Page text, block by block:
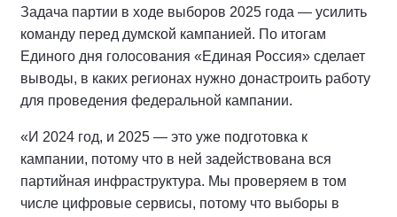
Задача партии в ходе выборов 2025 года — усилить
команду перед думской кампанией. По итогам
Единого дня голосования «Единая Россия» сделает
выводы, в каких регионах нужно донастроить работу
для проведения федеральной кампании.
«И 2024 год, и 2025 — это уже подготовка к
кампании, потому что в ней задействована вся
партийная инфраструктура. Мы проверяем в том
числе цифровые сервисы, потому что выборы в